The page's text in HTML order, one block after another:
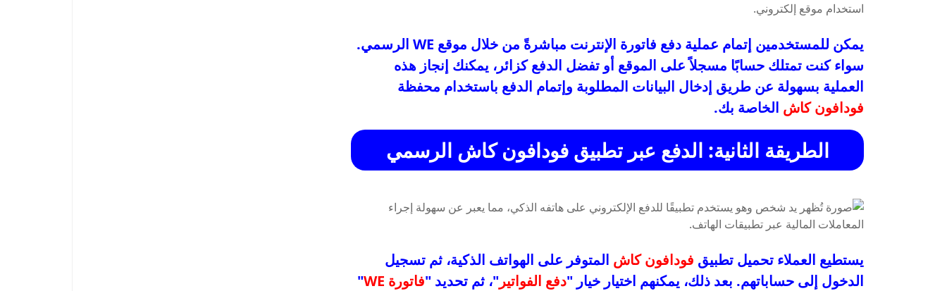
يمكن للمستخدمين إتمام عملية دفع فاتورة الإنترنت مباشرةً من خلال موقع WE الرسمي.
سواء كنت تمتلك حسابًا مسجلاً على الموقع أو تفضل الدفع كزائر، يمكنك إنجاز هذه
العملية بسهولة عن طريق إدخال البيانات المطلوبة وإتمام الدفع باستخدام محفظة
فودافون كاش الخاصة بك.
الطريقة الثانية: الدفع عبر تطبيق فودافون كاش الرسمي
يستطيع العملاء تحميل تطبيق فودافون كاش المتوفر على الهواتف الذكية، ثم تسجيل
الدخول إلى حساباتهم. بعد ذلك، يمكنهم اختيار خيار "دفع الفواتير"، ثم تحديد "فاتورة WE
"